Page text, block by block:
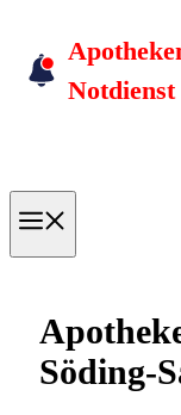
content
Notdienst
Söding-